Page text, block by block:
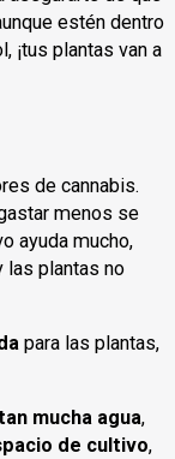
estén dentro
¡tus plantas van a
de cannabis.
menos se
ayuda mucho,
las plantas no
para las plantas,
mucha agua,
de cultivo,